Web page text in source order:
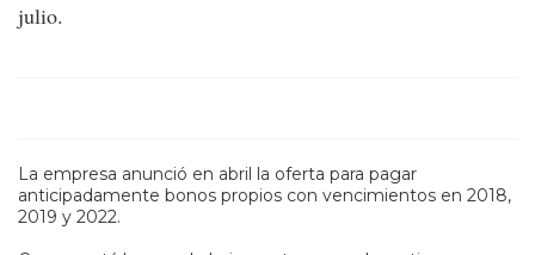
julio.
La empresa anunció en abril la oferta para pagar
anticipadamente bonos propios con vencimientos en 2018,
2019 y 2022.